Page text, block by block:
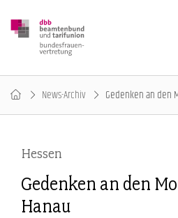
News-Archiv Gedenken an den
Hessen
Gedenken an den
Hanau